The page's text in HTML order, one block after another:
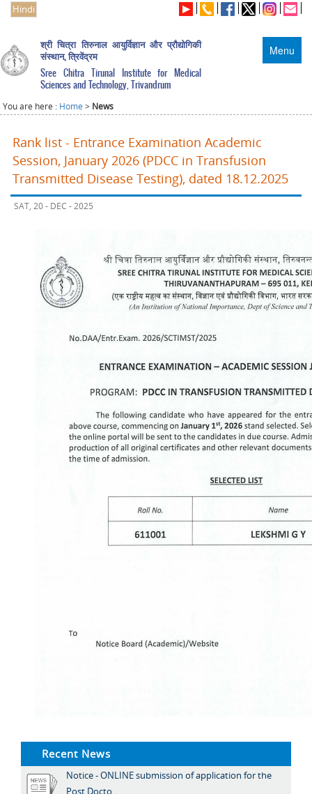
Hindi
Menu
श्री चित्रा तिरुनाल आयुर्विज्ञान और प्रौद्योगिकी
संस्थान, त्रिवेंद्रम
Sree Chitra Tirunal Institute for Medical
Sciences and Technology, Trivandrum
You are here : Home > News
Rank list - Entrance Examination Academic
Session, January 2026 (PDCC in Transfusion
Transmitted Disease Testing), dated 18.12.2025
SAT, 20 - DEC - 2025
Recent News
Notice - ONLINE submission of application for the
Post Docto...